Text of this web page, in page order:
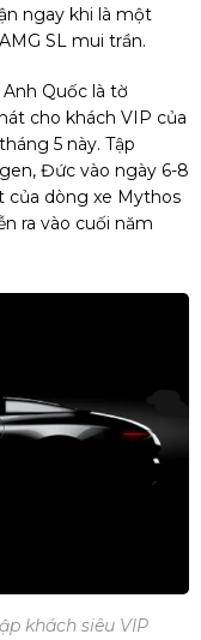
ngay khi là một
SL mui trần.
Quốc là tờ
cho khách VIP của
5 này. Tập
Đức vào ngày 6-8
của dòng xe Mythos
ra vào cuối năm
khách siêu VIP